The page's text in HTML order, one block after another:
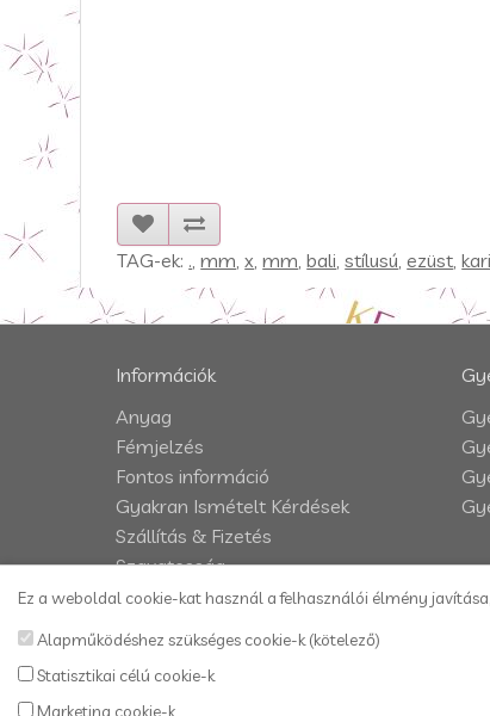
TAG-ek: .,mm,x,mm,bali,stílusú,ezüst,
Információk
Anyag
Fémjelzés
Fontos információ
Gyakran Ismételt Kérdések
Szállítás & Fizetés
Szavatosság
Impresszum
Vásárlási és szállítási feltételek
Kapcsolat
Ez a weboldal cookie-kat használ a felhasználói élmény
Alapműködéshez szükséges cookie-k (kötelező)
Statisztikai célú cookie-k
Marketing cookie-k